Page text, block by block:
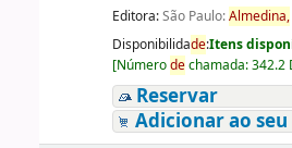
Editora:São Paulo:Almedina,
Disponibilidade:Itens
[Númerodechamada:342.2
Reservar
Adicionar ao